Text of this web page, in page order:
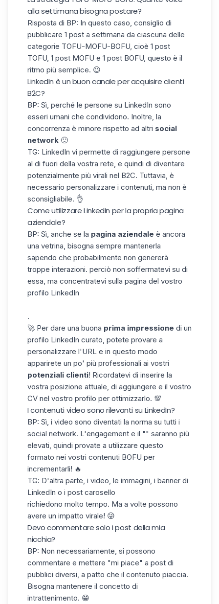
alla settimana bisogna postare?
Risposta di BP: In questo caso, consiglio di
pubblicare 1 post a settimana da ciascuna delle
categorie TOFU-MOFU-BOFU, cioè 1 post
TOFU, 1 post MOFU e 1 post BOFU, questo è il
ritmo più semplice. 😉
LinkedIn è un buon canale per acquisire clienti
B2C?
BP: Sì, perché le persone su LinkedIn sono
esseri umani che condividono. Inoltre, la
concorrenza è minore rispetto ad altri social
network 🙂
TG: LinkedIn vi permette di raggiungere persone
al di fuori della vostra rete, e quindi di diventare
potenzialmente più virali nel B2C. Tuttavia, è
necessario personalizzare i contenuti, ma non è
sconsigliabile. 👌
Come utilizzare LinkedIn per la propria pagina
aziendale?
BP: Sì, anche se la pagina aziendale è ancora
una vetrina, bisogna sempre mantenerla
sapendo che probabilmente non genererà
troppe interazioni. perciò non soffermatevi su di
essa, ma concentratevi sulla pagina del vostro
profilo LinkedIn
.
🚀 Per dare una buona prima impressione di un
profilo LinkedIn curato, potete provare a
personalizzare l'URL e in questo modo
apparirete un po' più professionali ai vostri
potenziali clienti! Ricordatevi di inserire la
vostra posizione attuale, di aggiungere e il vostro
CV nel vostro profilo per ottimizzarlo. 💯
I contenuti video sono rilevanti su LinkedIn?
BP: Sì, i video sono diventati la norma su tutti i
social network. L'engagement e il "" saranno più
elevati, quindi provate a utilizzare questo
formato nei vostri contenuti BOFU per
incrementarli! 🔥
TG: D'altra parte, i video , le immagini, i banner di
LinkedIn o i post carosello
richiedono molto tempo. Ma a volte possono
avere un impatto virale! 😜
Devo commentare solo i post della mia
nicchia?
BP: Non necessariamente, si possono
commentare e mettere "mi piace" a post di
pubblici diversi, a patto che il contenuto piaccia.
Bisogna mantenere il concetto di
intrattenimento. 😁